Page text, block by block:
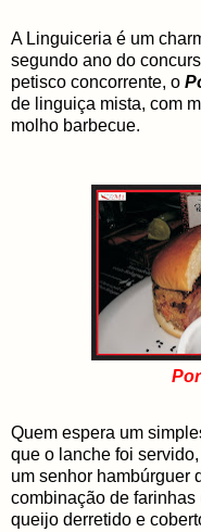
A Linguiceria é um
segundo ano do
petisco concorrente, o
de linguiça mista, com
molho barbecue.
Quem espera um
que o lanche foi
um senhor hambúrguer
combinação de
queijo derretido e